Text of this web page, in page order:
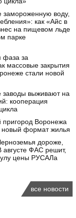
воду,
как «Айс в
на пищевом льде
парке
фаза за
массовые закрытия
стали новой
заводы выживают на
кооперация
пригород Воронежа
новый формат жилья
дороже,
августе ФАС решит,
цены РУСАЛа
все новости